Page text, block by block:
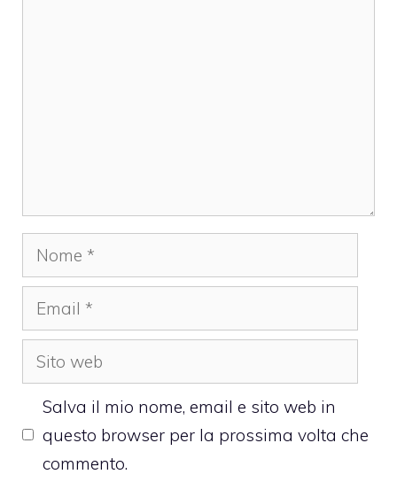
Nome
Email
Sito
web
Salva il mio nome, email e sito web in
questo browser per la prossima volta che
commento.